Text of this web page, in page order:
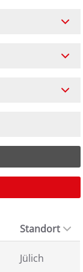
Standort
Jülich